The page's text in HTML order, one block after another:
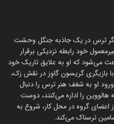
ترس در یک جاذبه جنگل وحشت
خود رابطه نزدیکی برقرار
می‌شود که او به علایق تاریک خود
بازیگری گریسون گاوِز در نقش زک،
او به شغف هنر ترس را دنبال
هالووین را اداره می‌کنند، دوست
اعضای گروه در محل کار، شروع به
ترسناک می‌کند.